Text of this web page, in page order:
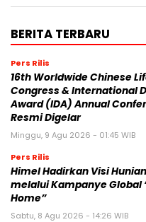
BERITA TERBARU
Pers Rilis
16th Worldwide Chinese
Congress & International
Award (IDA) Annual
Resmi Digelar
Minggu, 9 Agu 2026 - 01:45 WIB
Pers Rilis
Himel Hadirkan Visi
melalui Kampanye Global
Home”
Sabtu, 8 Agu 2026 - 14:26 WIB